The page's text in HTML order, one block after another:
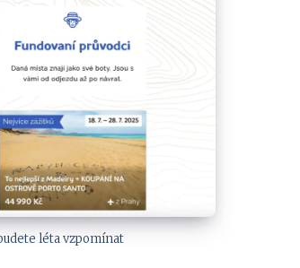
léta vzpomínat